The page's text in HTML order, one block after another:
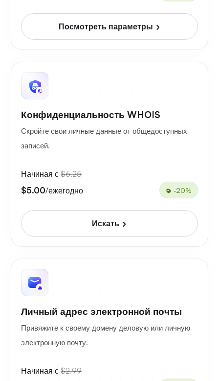
Посмотреть параметры
Конфиденциальность WHOIS
Скройте свои личные данные от общедоступных
записей.
Начиная с $6.25
$5.00/ежегодно -20%
Искать
Личный адрес электронной почты
Привяжите к своему домену деловую или личную
электронную почту.
Начиная с $2.99